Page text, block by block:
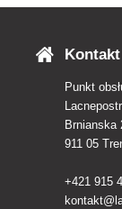
Kontakt
Punkt
Brnianska
911 05
+421 915